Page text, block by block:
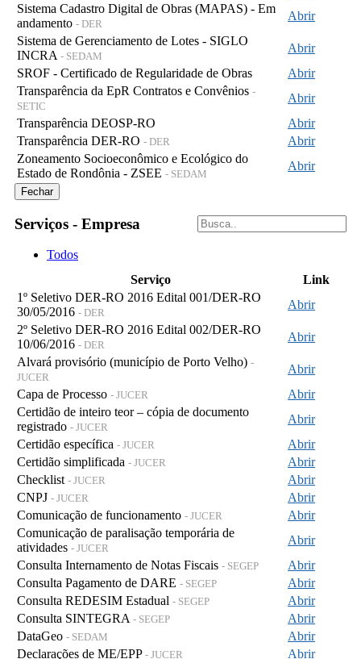
Sistema Cadastro Digital de Obras (MAPAS) - Em
andamento - DER
Abrir
Sistema de Gerenciamento de Lotes - SIGLO
INCRA - SEDAM
Abrir
SROF - Certificado de Regularidade de Obras
Abrir
Transparência da EpR Contratos e Convênios -
SETIC
Abrir
Transparência DEOSP-RO
Abrir
Transparência DER-RO - DER
Abrir
Zoneamento Socioeconômico e Ecológico do
Estado de Rondônia - ZSEE - SEDAM
Abrir
Fechar
Serviços - Empresa
Todos
Serviço
Link
1º Seletivo DER-RO 2016 Edital 001/DER-RO
30/05/2016 - DER
Abrir
2º Seletivo DER-RO 2016 Edital 002/DER-RO
10/06/2016 - DER
Abrir
Alvará provisório (município de Porto Velho) -
JUCER
Abrir
Capa de Processo - JUCER
Abrir
Certidão de inteiro teor – cópia de documento
registrado - JUCER
Abrir
Certidão específica - JUCER
Abrir
Certidão simplificada - JUCER
Abrir
Checklist - JUCER
Abrir
CNPJ - JUCER
Abrir
Comunicação de funcionamento - JUCER
Abrir
Comunicação de paralisação temporária de
atividades - JUCER
Abrir
Consulta Internamento de Notas Fiscais - SEGEP
Abrir
Consulta Pagamento de DARE - SEGEP
Abrir
Consulta REDESIM Estadual - SEGEP
Abrir
Consulta SINTEGRA - SEGEP
Abrir
DataGeo - SEDAM
Abrir
Declarações de ME/EPP - JUCER Abrir